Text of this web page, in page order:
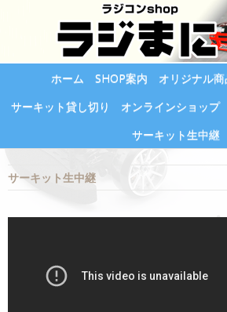
ホーム SHOP案内 オリジナル商
サーキット貸し切り
オンラインショップ
サーキット生中継
サーキット生中継